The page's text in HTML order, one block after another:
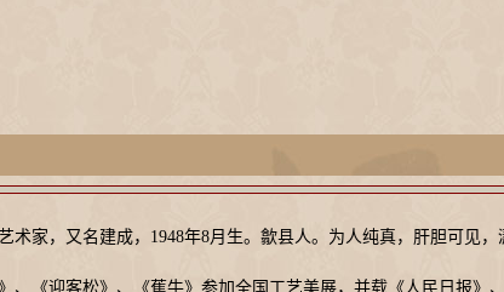
术家，又名建成，1948年8月生。歙县人。为人纯真，肝胆可见
、《迎客松》、《蕉牛》参加全国工艺美展，并载《人民日报